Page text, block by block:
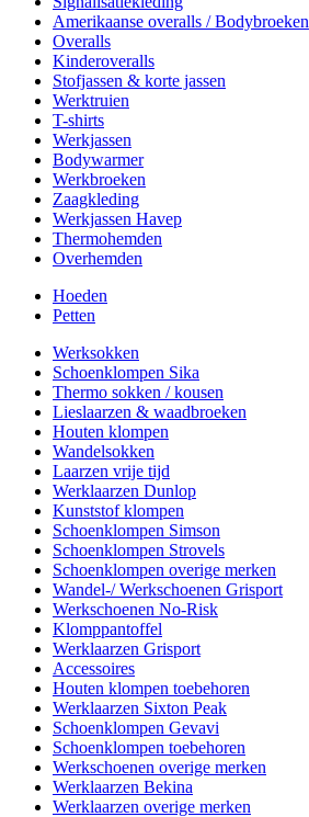
Amerikaanse overalls / Bodybroeken
Overalls
Kinderoveralls
Stofjassen & korte jassen
Werktruien
T-shirts
Werkjassen
Bodywarmer
Werkbroeken
Zaagkleding
Werkjassen Havep
Thermohemden
Overhemden
Hoeden
Petten
Werksokken
Schoenklompen Sika
Thermo sokken / kousen
Lieslaarzen & waadbroeken
Houten klompen
Wandelsokken
Laarzen vrije tijd
Werklaarzen Dunlop
Kunststof klompen
Schoenklompen Simson
Schoenklompen Strovels
Schoenklompen overige merken
Wandel-/ Werkschoenen Grisport
Werkschoenen No-Risk
Klomppantoffel
Werklaarzen Grisport
Accessoires
Houten klompen toebehoren
Werklaarzen Sixton Peak
Schoenklompen Gevavi
Schoenklompen toebehoren
Werkschoenen overige merken
Werklaarzen Bekina
Werklaarzen overige merken